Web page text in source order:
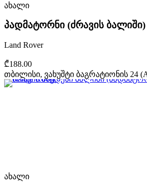
ახალი
პადმატორნი (ძრავის
Land Rover
₾188.00
თბილისი, ვახუშტი ბაგრატიონის 24
ახალი